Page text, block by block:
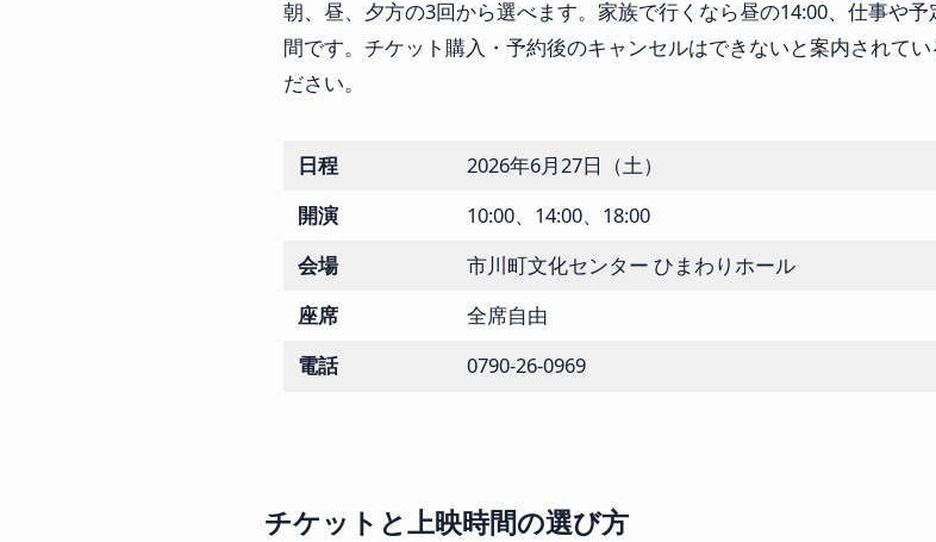
朝、昼、夕方の3回から選べます。家族で行くなら昼の14:00、仕事や
間です。チケット購入・予約後のキャンセルはできないと案内されて
ださい。
日程
2026年6月27日（土）
開演
10:00、14:00、18:00
会場
市川町文化センター ひまわりホール
座席
全席自由
電話
0790-26-0969
チケットと上映時間の選び方